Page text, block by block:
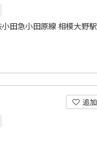
田急小田原線 相模大野駅
追加